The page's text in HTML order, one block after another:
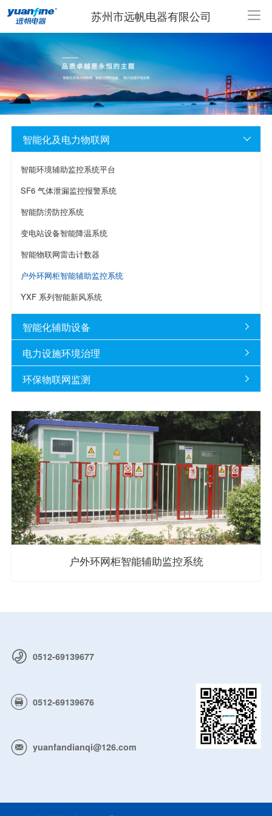
苏州市远帆电器有限公司
智能化及电力物联网 
智能环境辅助监控系统平台
SF6 气体泄漏监控报警系统
智能防涝防控系统
变电站设备智能降温系统
智能物联网雷击计数器
户外环网柜智能辅助监控系统
YXF 系列智能新风系统
智能化辅助设备 
电力设施环境治理 
环保物联网监测 
户外环网柜智能辅助监控系统
0512-69139677
0512-69139676
yuanfandianqi@126.com